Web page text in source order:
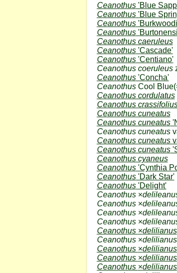
Ceanothus'Blue
Ceanothus'Blue
Ceanothus
Ceanothus
Ceanothus caeruleus
Ceanothus'Cascade'
Ceanothus'Centiano'
Ceanothus coeruleus
Ceanothus'Concha'
Ceanothus Cool Blue
Ceanothus cordulatus
Ceanothus
Ceanothus cuneatus
Ceanothus cuneatus
Ceanothus cuneatus
Ceanothus cuneatus
Ceanothus cuneatus
Ceanothus cyaneus
Ceanothus'Cynthia
Ceanothus'Dark Star'
Ceanothus'Delight'
Ceanothus ×
Ceanothus ×
Ceanothus ×
Ceanothus ×
Ceanothus ×delilianus
Ceanothus ×delilianus
Ceanothus ×delilianus
Ceanothus ×delilianus
Ceanothus ×delilianus